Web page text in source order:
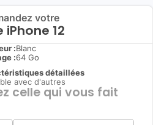
votre
iPhone 12
:Blanc
:64 Go
détaillées
avec d'autres
celle qui vous fait